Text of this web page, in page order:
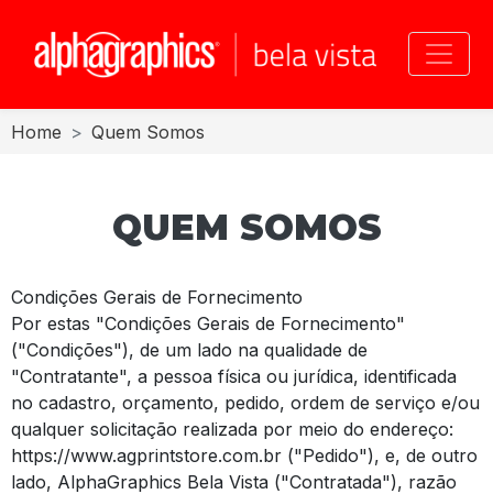
Home Quem Somos
QUEM SOMOS
Condições Gerais de Fornecimento
Por estas "Condições Gerais de Fornecimento"
("Condições"), de um lado na qualidade de
"Contratante", a pessoa física ou jurídica, identificada
no cadastro, orçamento, pedido, ordem de serviço e/ou
qualquer solicitação realizada por meio do endereço:
https://www.agprintstore.com.br ("Pedido"), e, de outro
lado, AlphaGraphics Bela Vista ("Contratada"), razão